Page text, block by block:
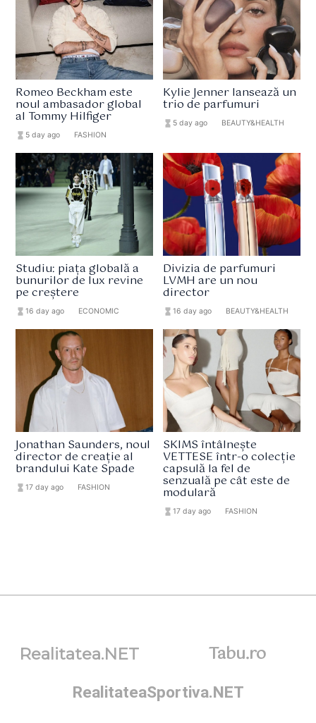
Romeo Beckham este
noul ambasador global
al Tommy Hilfiger
hourglass_full 5 day ago FASHION
Kylie Jenner lansează un
trio de parfumuri
hourglass_full 5 day ago BEAUTY&HEALTH
Studiu: piața globală a
bunurilor de lux revine
pe creștere
hourglass_full16 day ago ECONOMIC
Divizia de parfumuri
LVMH are un nou
director
hourglass_full 16 day ago BEAUTY&HEALTH
Jonathan Saunders, noul
director de creație al
brandului Kate Spade
hourglass_full17 day ago FASHION
SKIMS întâlnește
VETTESE într-o colecție
capsulă la fel de
senzuală pe cât este de
modulară
hourglass_full 17 day ago FASHION
Realitatea.NET Tabu.ro
RealitateaSportiva.NET